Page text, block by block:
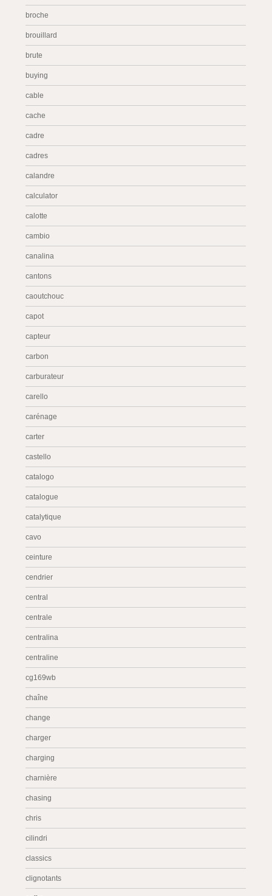
broche
brouillard
brute
buying
cable
cache
cadre
cadres
calandre
calculator
calotte
cambio
canalina
cantons
caoutchouc
capot
capteur
carbon
carburateur
carello
carénage
carter
castello
catalogo
catalogue
catalytique
cavo
ceinture
cendrier
central
centrale
centralina
centraline
cg169wb
chaîne
change
charger
charging
charnière
chasing
chris
cilindri
classics
clignotants